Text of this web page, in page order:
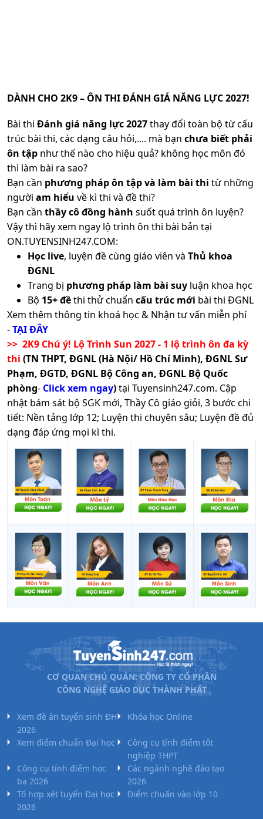
DÀNH CHO 2K9 – ÔN THI ĐÁNH GIÁ NĂNG LỰC 2027!
Bài thi Đánh giá năng lực 2027thay đổi toàn bộ từ cấu
trúc bài thi, các dạng câu hỏi,.... mà bạn chưa biết phải
ôn tập như thế nào cho hiệu quả? không học môn đó
thì làm bài ra sao?
Bạn cần phương pháp ôn tập và làm bài thi từ những
người am hiểu về kì thi và đề thi?
Bạn cần thầy cô đồng hành suốt quá trình ôn luyện?
Vậy thì hãy xem ngay lộ trình ôn thi bài bản tại
ON.TUYENSINH247.COM:
Học live, luyện đề cùng giáo viên và Thủ khoa
ĐGNL
Trang bị phương pháp làm bài suy luận khoa học
Bộ 15+ đềthi thử chuẩn cấu trúc mới bài thi ĐGNL
Xem thêm thông tin khoá học & Nhận tư vấn miễn phí
-TẠI ĐÂY
>> 2K9 Chú ý! Lộ Trình Sun 2027 - 1 lộ trình ôn đa kỳ
thi (TN THPT, ĐGNL (Hà Nội/ Hồ Chí Minh), ĐGNL Sư
Phạm, ĐGTD, ĐGNL Bộ Công an, ĐGNL Bộ Quốc
phòng- Click xem ngay)tại Tuyensinh247.com. Cập
nhật bám sát bộ SGK mới, Thầy Cô giáo giỏi, 3 bước chi
tiết: Nền tảng lớp 12; Luyện thi chuyên sâu; Luyện đề đủ
dạng đáp ứng mọi kì thi.
CƠ QUAN CHỦ QUẢN: CÔNG TY CỔ PHẦN
CÔNG NGHỆ GIÁO DỤC THÀNH PHÁT
Xem đề án tuyển sinh ĐH
2026
Khóa học Online
Xem điểm chuẩn Đại học
Công cụ tính điểm tốt
nghiệp THPT
Công cụ tính điểm học
bạ 2026
Các ngành nghề đào tạo
2026
Tổ hợp xét tuyển Đại học
2026
Điểm chuẩn vào lớp 10